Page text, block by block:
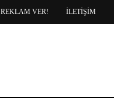
REKLAM VER! İLETİŞİM